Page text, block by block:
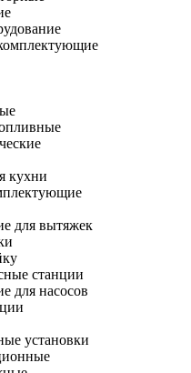
кухни
для вытяжек
станции
для насосов
установки